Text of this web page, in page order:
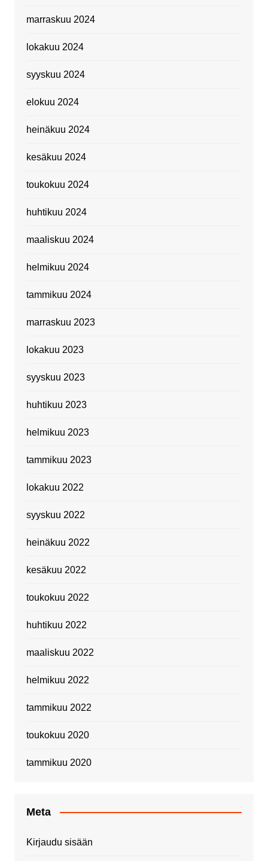
marraskuu 2024
lokakuu 2024
syyskuu 2024
elokuu 2024
heinäkuu 2024
kesäkuu 2024
toukokuu 2024
huhtikuu 2024
maaliskuu 2024
helmikuu 2024
tammikuu 2024
marraskuu 2023
lokakuu 2023
syyskuu 2023
huhtikuu 2023
helmikuu 2023
tammikuu 2023
lokakuu 2022
syyskuu 2022
heinäkuu 2022
kesäkuu 2022
toukokuu 2022
huhtikuu 2022
maaliskuu 2022
helmikuu 2022
tammikuu 2022
toukokuu 2020
tammikuu 2020
Meta
Kirjaudu sisään